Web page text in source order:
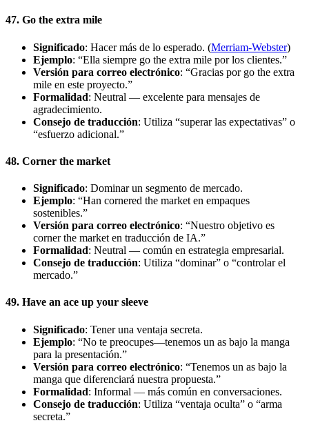
47. Go the extra mile
Significado: Hacer más de lo esperado. (Merriam-Webster)
Ejemplo: “Ella siempre go the extra mile por los clientes.”
Versión para correo electrónico: “Gracias por go the extra
mile en este proyecto.”
Formalidad: Neutral — excelente para mensajes de
agradecimiento.
Consejo de traducción: Utiliza “superar las expectativas” o
“esfuerzo adicional.”
48. Corner the market
Significado: Dominar un segmento de mercado.
Ejemplo: “Han cornered the market en empaques
sostenibles.”
Versión para correo electrónico: “Nuestro objetivo es
corner the market en traducción de IA.”
Formalidad: Neutral — común en estrategia empresarial.
Consejo de traducción: Utiliza “dominar” o “controlar el
mercado.”
49. Have an ace up your sleeve
Significado: Tener una ventaja secreta.
Ejemplo: “No te preocupes—tenemos un as bajo la manga
para la presentación.”
Versión para correo electrónico: “Tenemos un as bajo la
manga que diferenciará nuestra propuesta.”
Formalidad: Informal — más común en conversaciones.
Consejo de traducción: Utiliza “ventaja oculta” o “arma
secreta.”